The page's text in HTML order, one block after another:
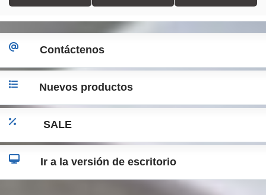
Contáctenos
Nuevos productos
SALE
Ir a la versión de escritorio